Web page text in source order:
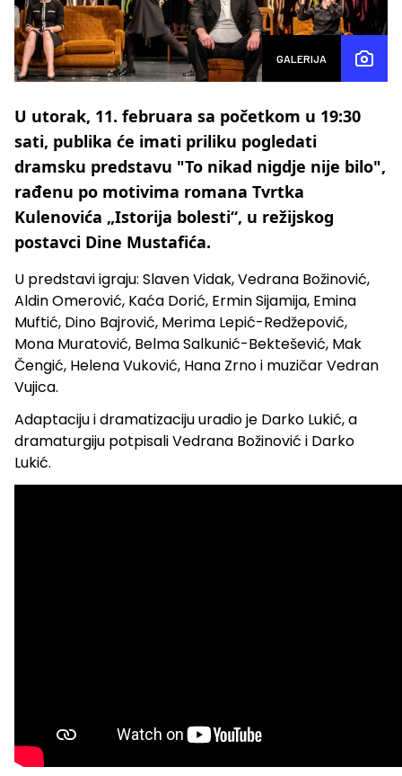
GALERIJA
U utorak, 11. februara sa početkom u 19:30
sati, publika će imati priliku pogledati
dramsku predstavu "To nikad nigdje nije bilo",
rađenu po motivima romana Tvrtka
Kulenovića „Istorija bolesti“, u režijskog
postavci Dine Mustafića.
U predstavi igraju: Slaven Vidak, Vedrana Božinović,
Aldin Omerović, Kaća Dorić, Ermin Sijamija, Emina
Muftić, Dino Bajrović, Merima Lepić-Redžepović,
Mona Muratović, Belma Salkunić-Bektešević, Mak
Čengić, Helena Vuković, Hana Zrno i muzičar Vedran
Vujica.
Adaptaciju i dramatizaciju uradio je Darko Lukić, a
dramaturgiju potpisali Vedrana Božinović i Darko
Lukić.